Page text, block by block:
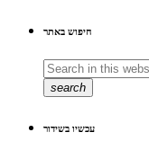
חיפוש באתר
search
עכשיו בשידור